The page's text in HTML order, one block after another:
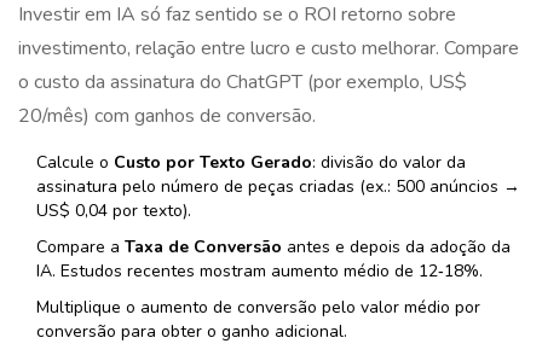
Investir em IA só faz sentido se o ROI retorno sobre
investimento, relação entre lucro e custo melhorar. Compare
o custo da assinatura do ChatGPT (por exemplo, US$
20/mês) com ganhos de conversão.
Calcule o Custo por Texto Gerado: divisão do valor da
assinatura pelo número de peças criadas (ex.: 500 anúncios →
US$ 0,04 por texto).
Compare a Taxa de Conversão antes e depois da adoção da
IA. Estudos recentes mostram aumento médio de 12‑18%.
Multiplique o aumento de conversão pelo valor médio por
conversão para obter o ganho adicional.